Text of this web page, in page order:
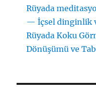
Rüyada
— İçsel dinginlik
Rüyada Koku
Dönüşümü ve